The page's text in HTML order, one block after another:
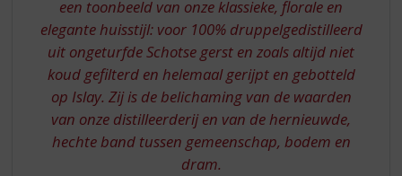
een toonbeeld van onze klassieke, florale en
elegante huisstijl: voor 100% druppelgedistilleerd
uit ongeturfde Schotse gerst en zoals altijd niet
koud gefilterd en helemaal gerijpt en gebotteld
op Islay. Zij is de belichaming van de waarden
van onze distilleerderij en van de hernieuwde,
hechte band tussen gemeenschap, bodem en
dram.